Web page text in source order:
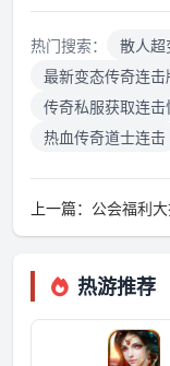
热门搜索： 散人超
最新变态传奇连击
传奇私服获取连
热血传奇道士连击
上一篇： 公会福利大揭秘_传奇私服遗失物品的找回秘籍！(破解传
热游推荐